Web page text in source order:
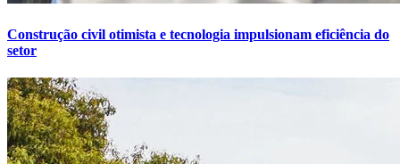
Construção civil otimista e tecnologia impulsionam eficiência do
setor